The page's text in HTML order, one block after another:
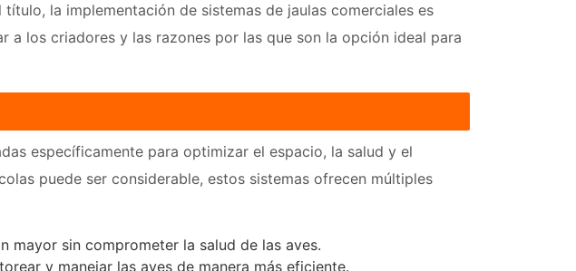
la implementación de sistemas de jaulas comerciales es
a los criadores y las razones por las que son la opción ideal para
específicamente para optimizar el espacio, la salud y el
puede ser considerable, estos sistemas ofrecen múltiples
mayor sin comprometer la salud de las aves.
y manejar las aves de manera más eficiente.